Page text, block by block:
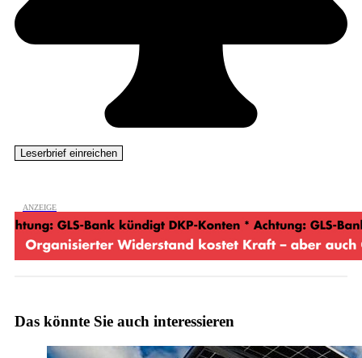
Das könnte Sie auch interessieren